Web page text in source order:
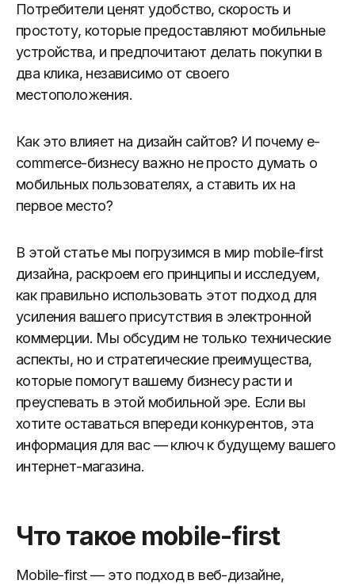
Потребители ценят удобство, скорость и
простоту, которые предоставляют мобильные
устройства, и предпочитают делать покупки в
два клика, независимо от своего
местоположения.
Как это влияет на дизайн сайтов? И почему e-
commerce-бизнесу важно не просто думать о
мобильных пользователях, а ставить их на
первое место?
В этой статье мы погрузимся в мир mobile-first
дизайна, раскроем его принципы и исследуем,
как правильно использовать этот подход для
усиления вашего присутствия в электронной
коммерции. Мы обсудим не только технические
аспекты, но и стратегические преимущества,
которые помогут вашему бизнесу расти и
преуспевать в этой мобильной эре. Если вы
хотите оставаться впереди конкурентов, эта
информация для вас — ключ к будущему вашего
интернет-магазина.
Что такое mobile-first
Mobile-first — это подход в веб-дизайне,